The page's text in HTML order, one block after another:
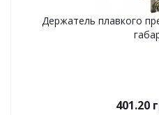
Держатель плавкого
401.20